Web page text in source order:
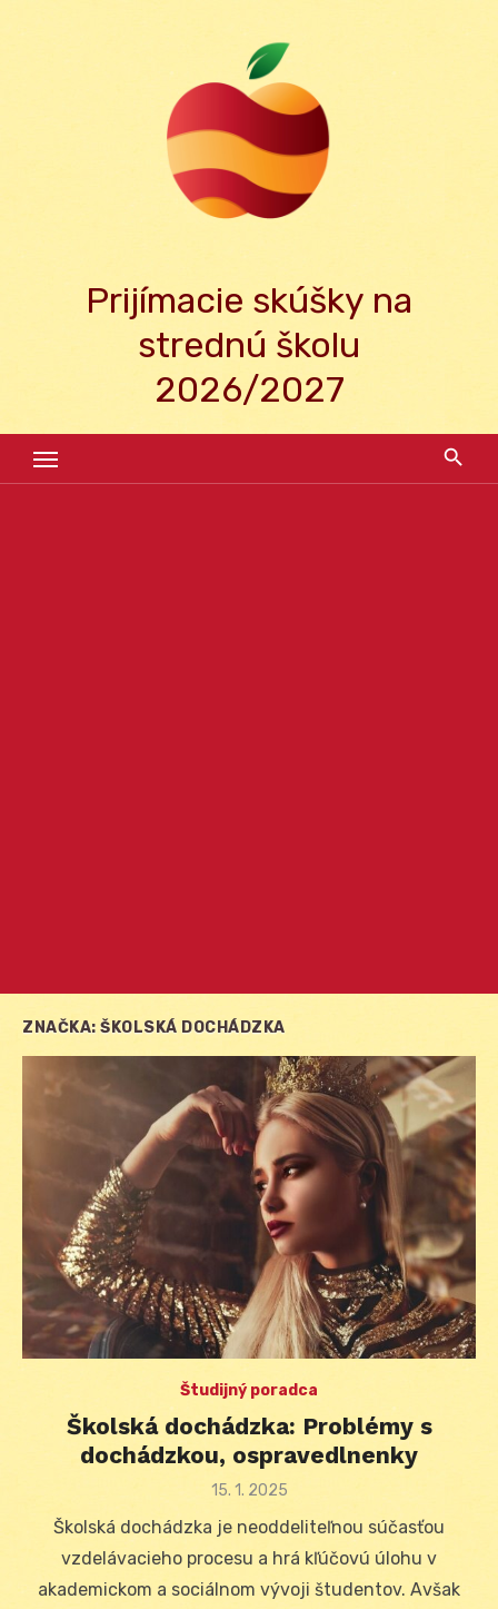
Prijímacie skúšky na
strednú školu
2026/2027
ZNAČKA: ŠKOLSKÁ DOCHÁDZKA
Študijný poradca
Školská dochádzka: Problémy s
dochádzkou, ospravedlnenky
Posted
15. 1. 2025
Školská dochádzka je neoddeliteľnou súčasťou
vzdelávacieho procesu a hrá kľúčovú úlohu v
akademickom a sociálnom vývoji študentov. Avšak